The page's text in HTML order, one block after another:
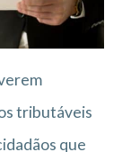
tributáveis
que